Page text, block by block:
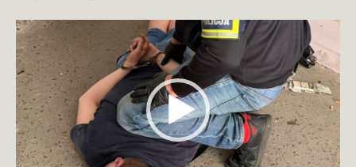
Odtwarzacz
video